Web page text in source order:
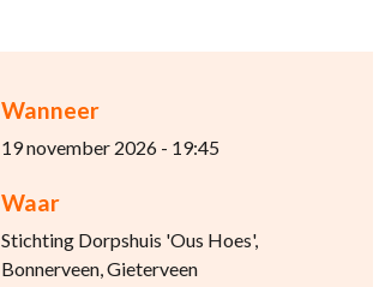
Wanneer
19 november 2026 - 19:45
Waar
Stichting Dorpshuis 'Ous Hoes',
Bonnerveen, Gieterveen